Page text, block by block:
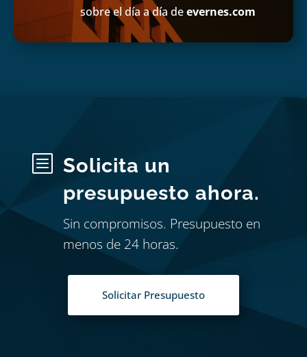
sobre el día a día deevernes.com
b
Solicita un
presupuesto ahora.
Sin compromisos. Presupuesto en
menos de 24 horas.
Solicitar Presupuesto